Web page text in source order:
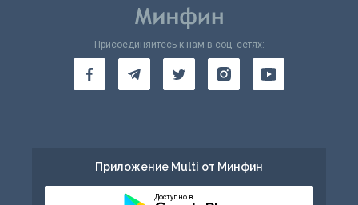
Присоединяйтесь к нам в соц. сетях:
Приложение Multi от Минфин
Доступно в